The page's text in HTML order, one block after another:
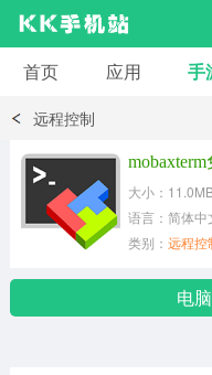
安卓应用
小说漫画
首页 应用 手
远程控制
大小：
语言：简体中
类别： 远程控
电